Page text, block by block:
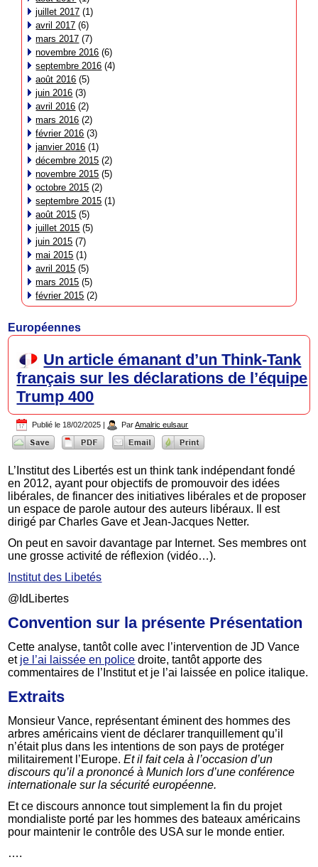
juillet 2017 (1)
avril 2017 (6)
mars 2017 (7)
novembre 2016 (6)
septembre 2016 (4)
août 2016 (5)
juin 2016 (3)
avril 2016 (2)
mars 2016 (2)
février 2016 (3)
janvier 2016 (1)
décembre 2015 (2)
novembre 2015 (5)
octobre 2015 (2)
septembre 2015 (1)
août 2015 (5)
juillet 2015 (5)
juin 2015 (7)
mai 2015 (1)
avril 2015 (5)
mars 2015 (5)
février 2015 (2)
Européennes
Un article émanant d’un Think-Tank
français sur les déclarations de l’équipe
Trump 400
Publié le 18/02/2025 | Par Amalric eulsaur
L’Institut des Libertés est un think tank indépendant fondé
en 2012, ayant pour objectifs de promouvoir des idées
libérales, de financer des initiatives libérales et de proposer
un espace de parole autour des auteurs libéraux. Il est
dirigé par Charles Gave et Jean-Jacques Netter.
On peut en savoir davantage par Internet. Ses membres ont
une grosse activité de réflexion (vidéo…).
Institut des Libetés
@IdLibertes
Convention sur la présente Présentation
Cette analyse, tantôt colle avec l’intervention de JD Vance
et je l’ai laissée en police droite, tantôt apporte des
commentaires de l’Institut et je l’ai laissée en police italique.
Extraits
Monsieur Vance, représentant éminent des hommes des
arbres américains vient de déclarer tranquillement qu’il
n’était plus dans les intentions de son pays de protéger
militairement l’Europe.Et il fait cela à l’occasion d’un
discours qu’il a prononcé à Munich lors d’une conférence
internationale sur la sécurité européenne.
Et ce discours annonce tout simplement la fin du projet
mondialiste porté par les hommes des bateaux américains
pour maintenir le contrôle des USA sur le monde entier.
….